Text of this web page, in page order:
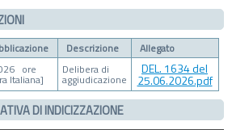
Descrizione
Allegato
ore
Italiana]
Delibera di
aggiudicazione
DEL. 1634 del
25.06.2026.pdf
DI INDICIZZAZIONE